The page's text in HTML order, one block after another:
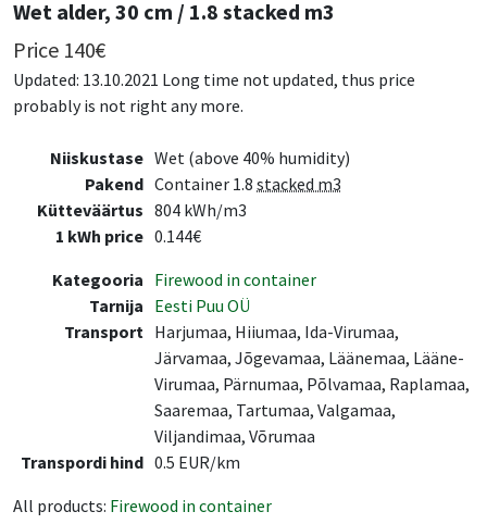
Wet alder, 30 cm / 1.8 stacked m3
Price 140€
Updated: 13.10.2021 Long time not updated, thus price
probably is not right any more.
Niiskustase Wet (above 40% humidity)
Pakend Container 1.8 stacked m3
Kütteväärtus 804 kWh/m3
1 kWh price 0.144€
Kategooria Firewood in container
Tarnija Eesti Puu OÜ
Transport Harjumaa, Hiiumaa, Ida-Virumaa,
Järvamaa, Jõgevamaa, Läänemaa, Lääne-
Virumaa, Pärnumaa, Põlvamaa, Raplamaa,
Saaremaa, Tartumaa, Valgamaa,
Viljandimaa, Võrumaa
Transpordi hind 0.5 EUR/km
All products: Firewood in container